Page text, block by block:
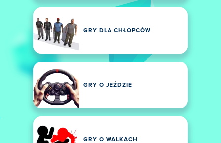
GRY DLA CHŁOPCÓW
GRY O JEŹDZIE
GRY O WALKACH